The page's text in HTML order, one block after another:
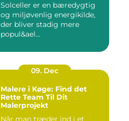
Solceller er en bæredygtig
og miljøvenlig energikilde,
der bliver stadig mere
popul&ael...
09. Dec
Malere i Køge: Find det
Rette Team Til Dit
Malerprojekt
Når man træder ind i et